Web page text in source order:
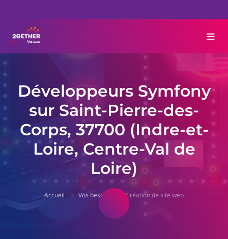
Développeurs Symfony
sur Saint-Pierre-des-
Corps, 37700 (Indre-et-
Loire, Centre-Val de
Loire)
Accueil Vos besoins Création de site web